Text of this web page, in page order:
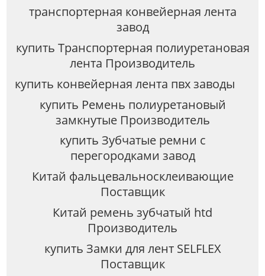
транспортерная конвейерная лента
завод
купить Транспортерная полиуретановая
лента Производитель
купить конвейерная лента пвх заводы
купить Ремень полиуретановый
замкнутые Производитель
купить Зубчатые ремни с
перегородками завод
Китай фальцевальносклеивающие
Поставщик
Китай ремень зубчатый htd
Производитель
купить Замки для лент SELFLEX
Поставщик